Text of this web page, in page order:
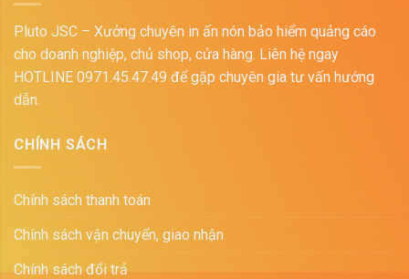
Pluto JSC – Xưởng chuyên in ấn nón bảo hiểm quảng cáo
cho doanh nghiệp, chủ shop, cửa hàng. Liên hệ ngay
HOTLINE 0971.45.47.49 để gặp chuyên gia tư vấn hướng
dẫn.
CHÍNH SÁCH
Chính sách thanh toán
Chính sách vận chuyển, giao nhận
Chính sách đổi trả